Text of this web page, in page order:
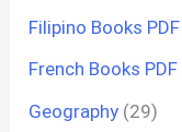
Filipino Books PDF
French Books PDF
Geography (29)